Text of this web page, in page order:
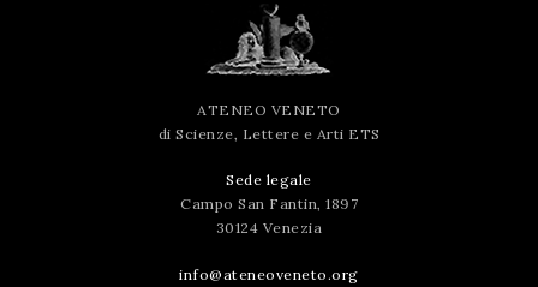
ATENEO VENETO
di Scienze, Lettere e Arti ETS
Sede legale
Campo San Fantin, 1897
30124 Venezia
info@ateneoveneto.org